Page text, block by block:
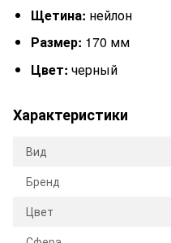
Щетина: нейлон
Размер: 170 мм
Цвет: черный
Характеристики
Вид
Бренд
Цвет